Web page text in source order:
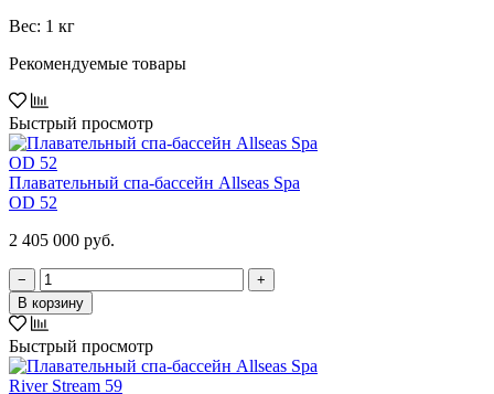
Вес: 1 кг
Рекомендуемые товары
Быстрый просмотр
Плавательный спа-бассейн Allseas Spa
OD 52
2 405 000 руб.
−
+
В корзину
Быстрый просмотр